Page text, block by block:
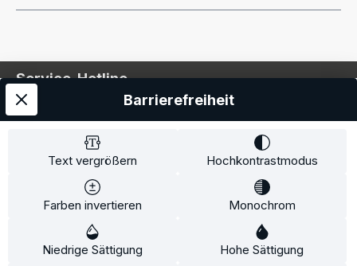
Service-Hotline
Service
Information
* Alle Preise inkl. gesetzl. Mehrwertsteuer zzgl.
Text vergrößern Hochkontrastmodus
Farben invertieren Monochrom
Niedrige Sättigung Hohe Sättigung
Barrierefreiheit